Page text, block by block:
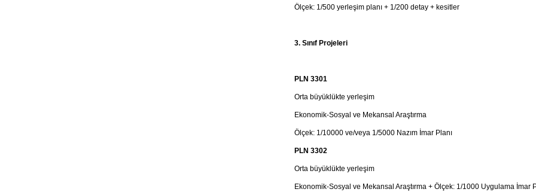
Ölçek: 1/500 yerleşim planı + 1/200 detay + kesitler
3. Sınıf Projeleri
PLN 3301
Orta büyüklükte yerleşim
Ekonomik-Sosyal ve Mekansal Araştırma
Ölçek: 1/10000 ve/veya 1/5000 Nazım İmar Planı
PLN 3302
Orta büyüklükte yerleşim
Ekonomik-Sosyal ve Mekansal Araştırma + Ölçek: 1/1000 Uygulama İmar